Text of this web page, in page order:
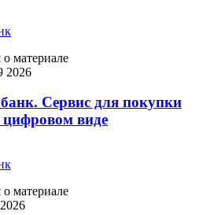
материале
2026
Сервис для покупки
цифровом виде
материале